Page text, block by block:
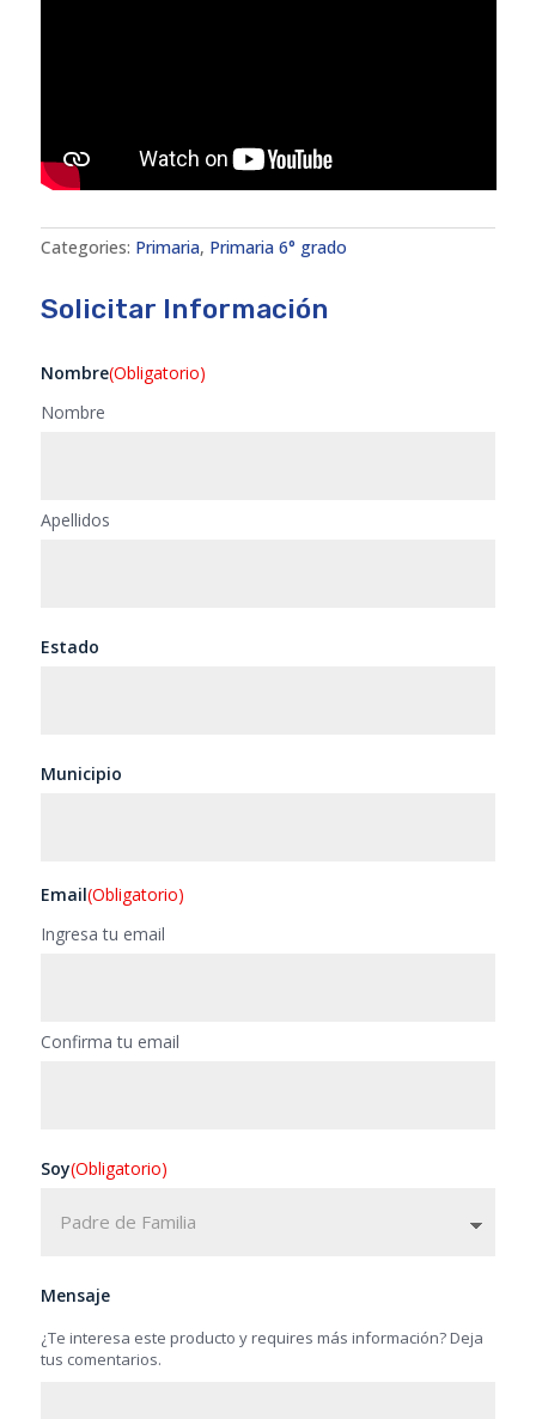
Categories: Primaria, Primaria 6° grado
Solicitar Información
Nombre(Obligatorio)
Nombre
Apellidos
Estado
Municipio
Email(Obligatorio)
Ingresa tu email
Confirma tu email
Soy(Obligatorio)
Mensaje
¿Te interesa este producto y requires más información? Deja
tus comentarios.